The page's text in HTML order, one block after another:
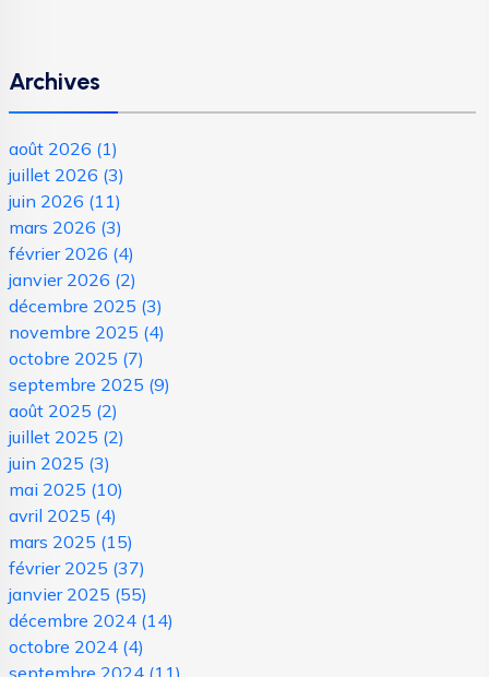
Archives
août 2026 (1)
juillet 2026 (3)
juin 2026 (11)
mars 2026 (3)
février 2026 (4)
janvier 2026 (2)
décembre 2025 (3)
novembre 2025 (4)
octobre 2025 (7)
septembre 2025 (9)
août 2025 (2)
juillet 2025 (2)
juin 2025 (3)
mai 2025 (10)
avril 2025 (4)
mars 2025 (15)
février 2025 (37)
janvier 2025 (55)
décembre 2024 (14)
octobre 2024 (4)
septembre 2024 (11)